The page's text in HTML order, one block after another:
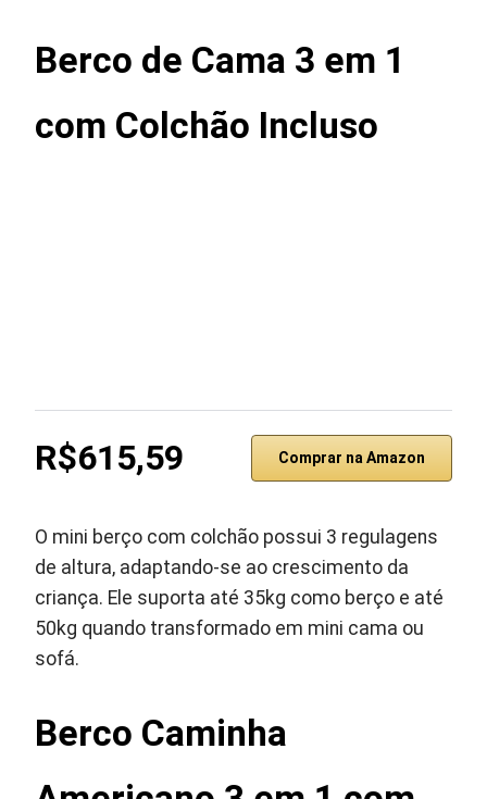
Berco de Cama 3 em 1
com Colchão Incluso
R$615,59 Comprar na Amazon
O mini berço com colchão possui 3 regulagens
de altura, adaptando-se ao crescimento da
criança. Ele suporta até 35kg como berço e até
50kg quando transformado em mini cama ou
sofá.
Berco Caminha